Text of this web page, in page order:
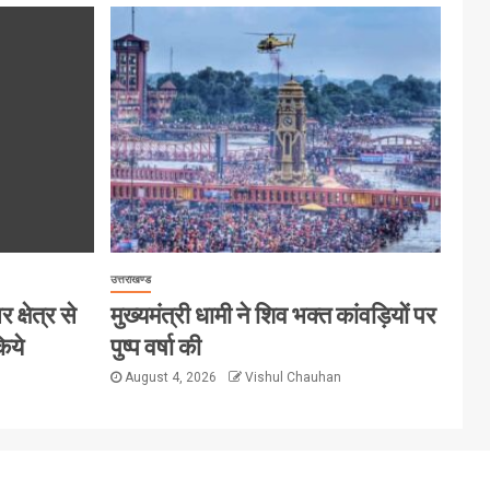
क्षेत्र से
उत्तराखण्ड
मुख्यमंत्री धामी ने शिव भक्त कांवड़ियों पर
पुष्प वर्षा की
August 4, 2026 Vishul Chauhan